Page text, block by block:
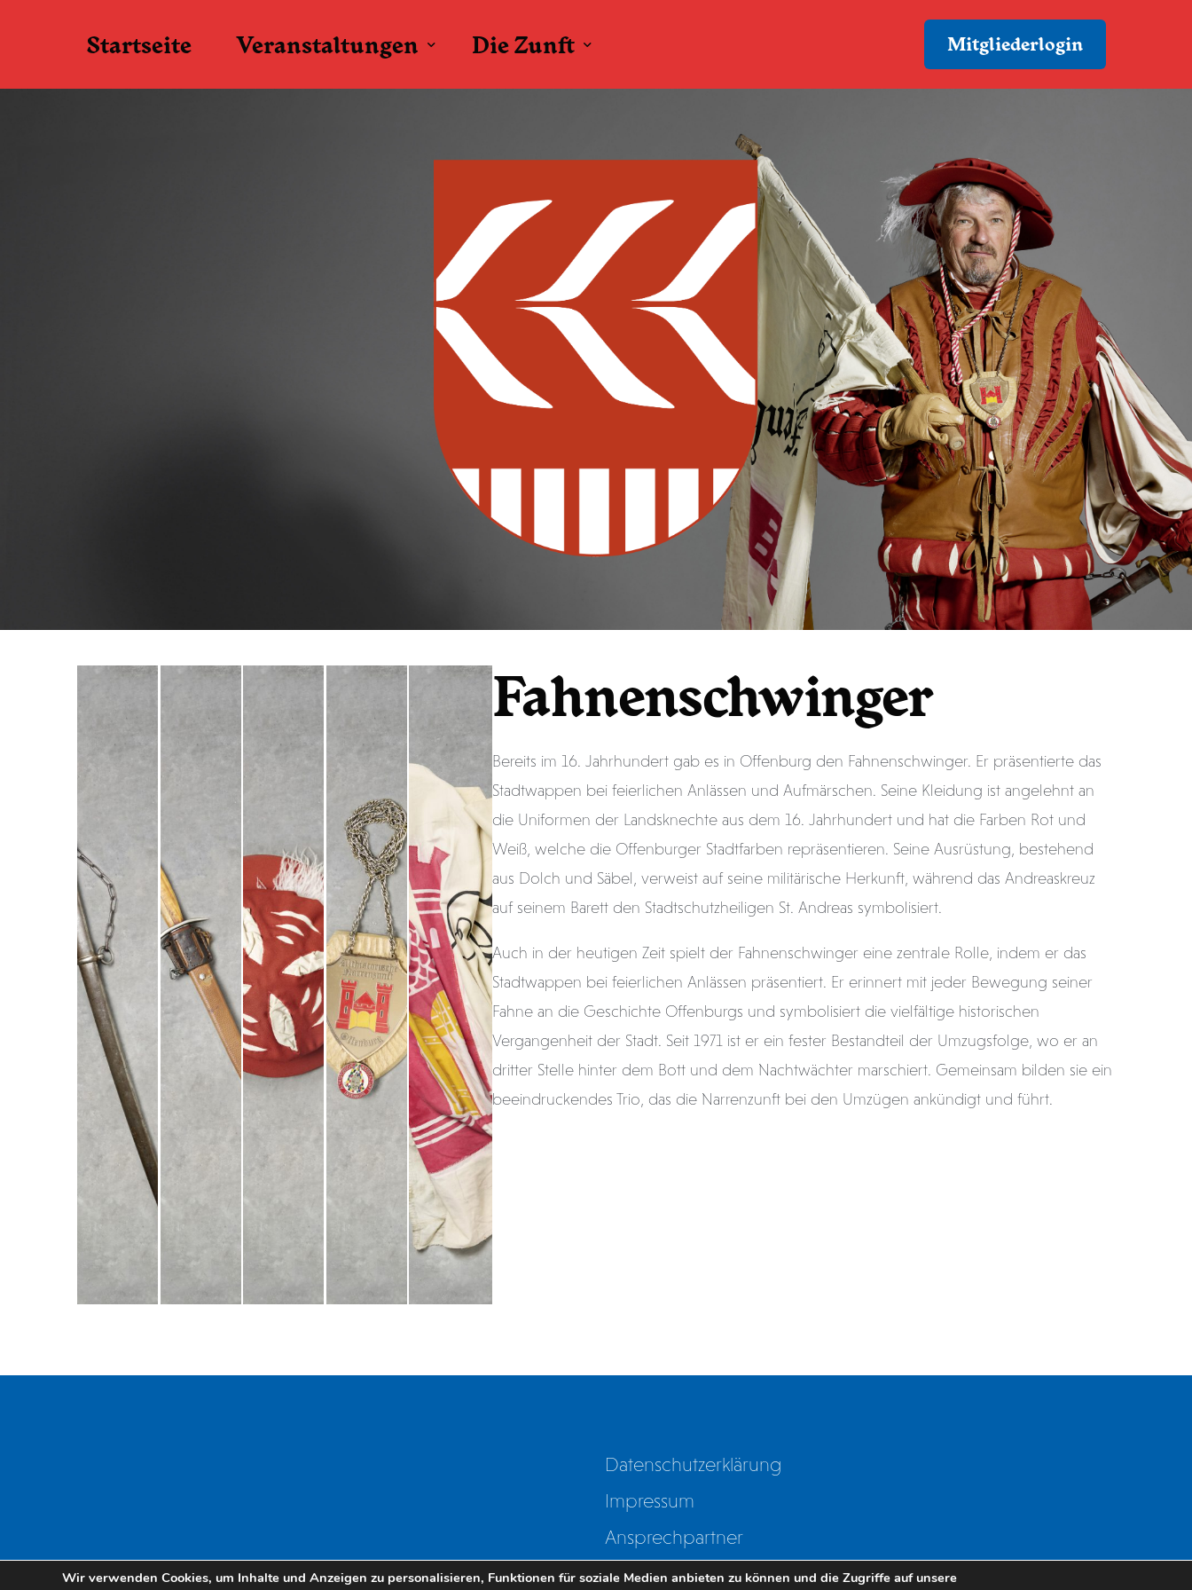
Startseite Veranstaltungen Die Zunft
D’Alde
Domino
Fahnenschwinger
Fanfarenzug
Nachtwächter
Narrenrat
Pfetri und Hebamm
Ranzengarde
Spättle
Veef und Andres
Brauchtum
Mitgliederlogin
Fahnenschwinger
Bereits im 16. Jahrhundert gab es in Offenburg den Fahnenschwinger. Er präsentierte das
Stadtwappen bei feierlichen Anlässen und Aufmärschen. Seine Kleidung ist angelehnt an
die Uniformen der Landsknechte aus dem 16. Jahrhundert und hat die Farben Rot und
Weiß, welche die Offenburger Stadtfarben repräsentieren. Seine Ausrüstung, bestehend
aus Dolch und Säbel, verweist auf seine militärische Herkunft, während das Andreaskreuz
auf seinem Barett den Stadtschutzheiligen St. Andreas symbolisiert.
Auch in der heutigen Zeit spielt der Fahnenschwinger eine zentrale Rolle, indem er das
Stadtwappen bei feierlichen Anlässen präsentiert. Er erinnert mit jeder Bewegung seiner
Fahne an die Geschichte Offenburgs und symbolisiert die vielfältige historischen
Vergangenheit der Stadt. Seit 1971 ist er ein fester Bestandteil der Umzugsfolge, wo er an
dritter Stelle hinter dem Bott und dem Nachtwächter marschiert. Gemeinsam bilden sie ein
beeindruckendes Trio, das die Narrenzunft bei den Umzügen ankündigt und führt.
Datenschutzerklärung
Impressum
Ansprechpartner
Mitglied werden
Wir verwenden Cookies, um Inhalte und Anzeigen zu personalisieren, Funktionen für soziale Medien anbieten zu können und die Zugriffe auf unsere